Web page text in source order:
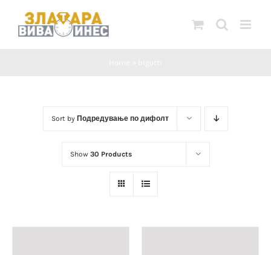
Sort by Подредување по дифолт
Show 30 Products